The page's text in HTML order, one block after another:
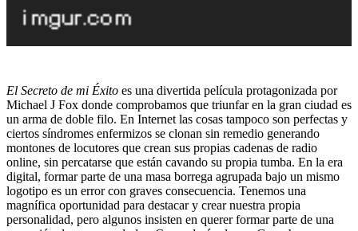
El Secreto de mi Éxito es una divertida película protagonizada por
Michael J Fox donde comprobamos que triunfar en la gran ciudad es
un arma de doble filo. En Internet las cosas tampoco son perfectas y
ciertos síndromes enfermizos se clonan sin remedio generando
montones de locutores que crean sus propias cadenas de radio
online, sin percatarse que están cavando su propia tumba. En la era
digital, formar parte de una masa borrega agrupada bajo un mismo
logotipo es un error con graves consecuencia. Tenemos una
magnífica oportunidad para destacar y crear nuestra propia
personalidad, pero algunos insisten en querer formar parte de una